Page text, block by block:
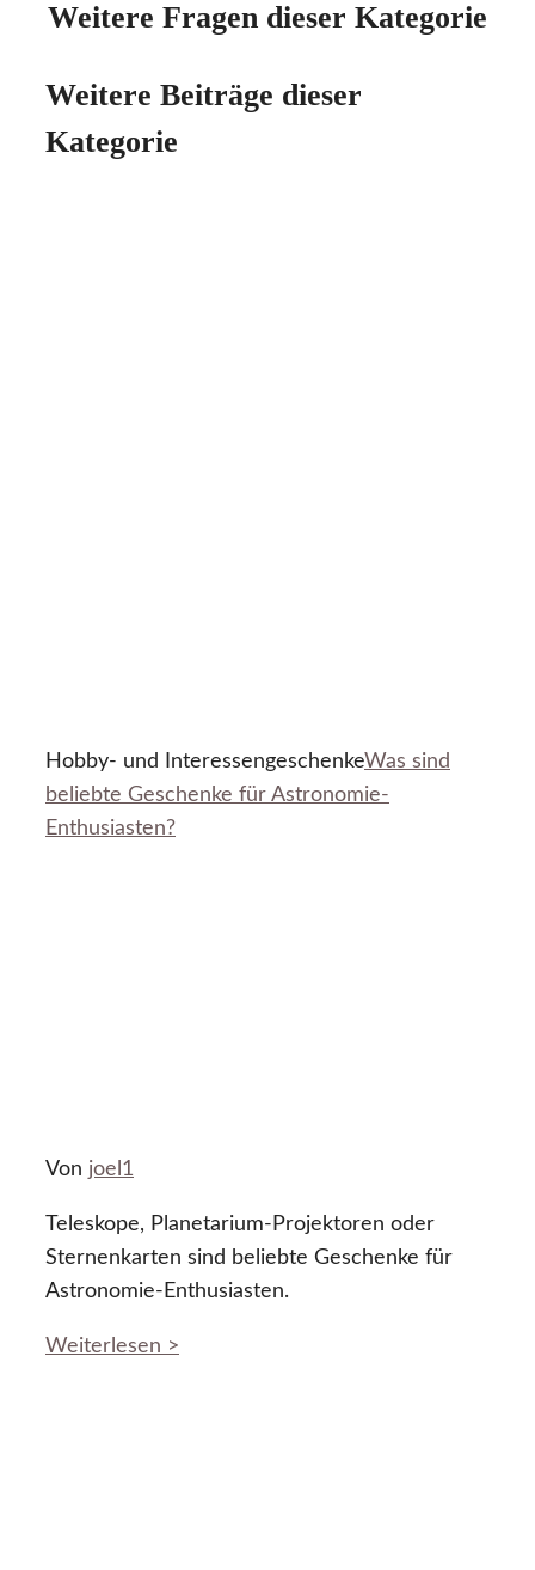
Weitere Fragen dieser Kategorie
Weitere Beiträge dieser
Kategorie
Hobby- und InteressengeschenkeWas sind
beliebte Geschenke für Astronomie-
Enthusiasten?
Von joel1
Teleskope, Planetarium-Projektoren oder
Sternenkarten sind beliebte Geschenke für
Astronomie-Enthusiasten.
Weiterlesen >